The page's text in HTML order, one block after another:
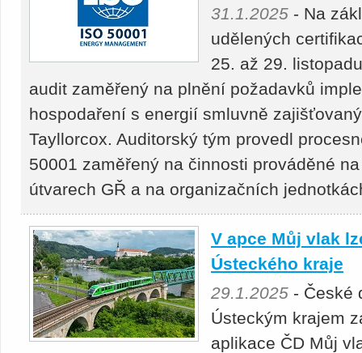
31.1.2025 - Na
udělených
25. až 29.
audit zaměřený na plnění požadavků
hospodaření s energií smluvně
Tayllorcox. Auditorský tým provedl
50001 zaměřený na činnosti prováděné
útvarech GŘ a na organizačních
V apce Můj vlak
Ústeckého kraje
29.1.2025 - České
Ústeckým krajem
aplikace ČD Můj